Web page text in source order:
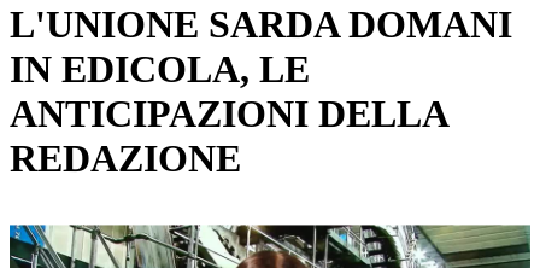
L'UNIONE SARDA DOMANI
IN EDICOLA, LE
ANTICIPAZIONI DELLA
REDAZIONE